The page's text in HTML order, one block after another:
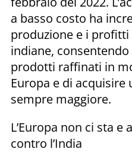
a basso costo ha
produzione e i
indiane,
prodotti raffinati in
Europa e di
sempre maggiore.
L’Europa non ci sta
contro l’India